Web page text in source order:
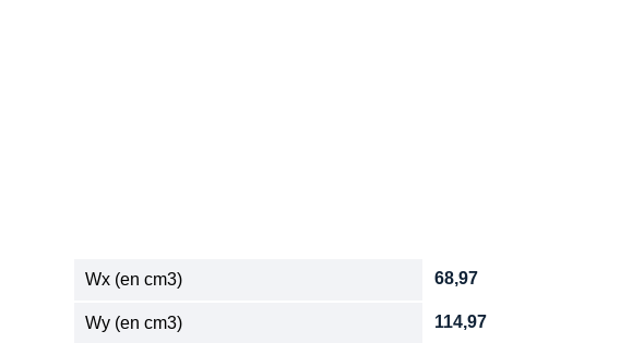
Wx (en cm3) 68,97
Wy (en cm3) 114,97